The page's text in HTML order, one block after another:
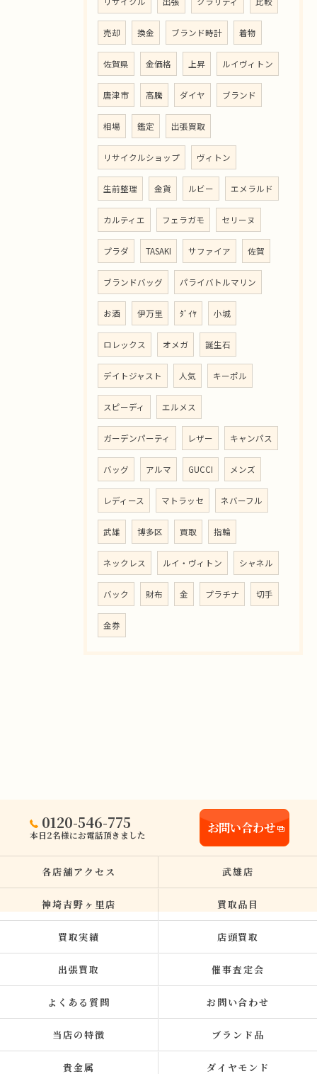
売却 換金 ブランド時計 着物
佐賀県 金価格 上昇 ルイヴィトン
唐津市 高騰 ダイヤ ブランド
相場 鑑定 出張買取
リサイクルショップ ヴィトン
生前整理 金貨 ルビー エメラルド
カルティエ フェラガモ セリーヌ
プラダ TASAKI サファイア 佐賀
ブランドバッグ パライバトルマリン
お酒 伊万里 ﾀﾞｲﾔ 小城
ロレックス オメガ 誕生石
デイトジャスト 人気 キーポル
スピーディ エルメス
ガーデンパーティ レザー キャンパス
バッグ アルマ GUCCI メンズ
レディース マトラッセ ネバーフル
武雄 博多区 買取 指輪
ネックレス ルイ・ヴィトン シャネル
バック 財布 金 プラチナ 切手
金券
0120-546-775
本日2名様にお電話頂きました お問い合わせ
各店舗アクセス 武雄店
神埼吉野ヶ里店 買取品目
買取実績 店頭買取
出張買取 催事査定会
よくある質問 お問い合わせ
当店の特徴 ブランド品
貴金属 ダイヤモンド